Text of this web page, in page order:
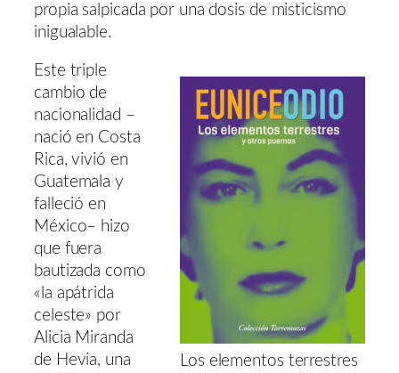
propia salpicada por una dosis de misticismo
inigualable.
Los elementos terrestres
Este triple
cambio de
nacionalidad –
nació en Costa
Rica, vivió en
Guatemala y
falleció en
México– hizo
que fuera
bautizada como
«la apátrida
celeste» por
Alicia Miranda
de Hevia, una